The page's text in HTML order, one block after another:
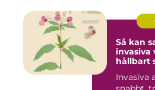
Så kan
invasiva
hållbart
Invasiva